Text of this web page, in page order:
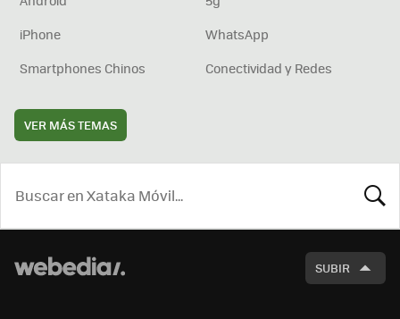
iPhone
WhatsApp
Smartphones Chinos
Conectividad y Redes
VER MÁS TEMAS
SUBIR